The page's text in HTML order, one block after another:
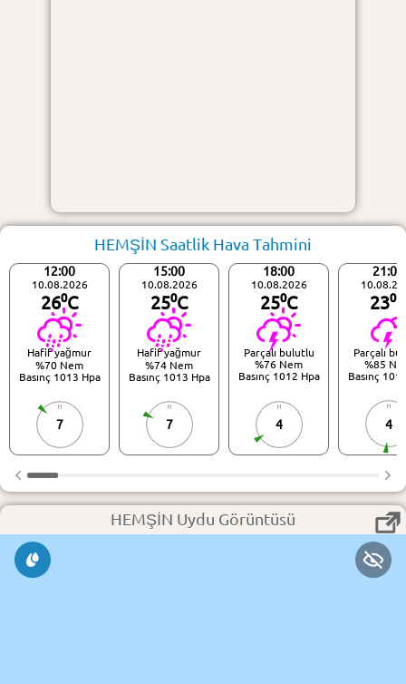
HEMŞİN Saatlik Hava Tahmini
12:00
10.08.2026
26⁰C
Hafif yağmur
%70 Nem
Basınç 1013 Hpa
7
15:00
10.08.2026
25⁰C
Hafif yağmur
%74 Nem
Basınç 1013 Hpa
7
18:00
10.08.2026
25⁰C
Parçalı bulutlu
%76 Nem
Basınç 1012 Hpa
4
21:00
23⁰C
Parçalı
%85
Basınç
4
HEMŞİN Uydu Görüntüsü